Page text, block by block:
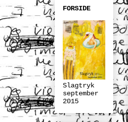
FORSIDE
Slagtryk
september
2015